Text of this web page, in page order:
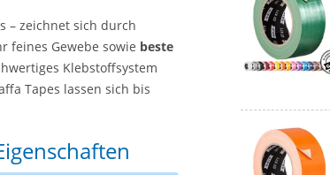
– zeichnet sich durch
feines Gewebe sowie beste
Klebstoffsystem
Tapes lassen sich bis